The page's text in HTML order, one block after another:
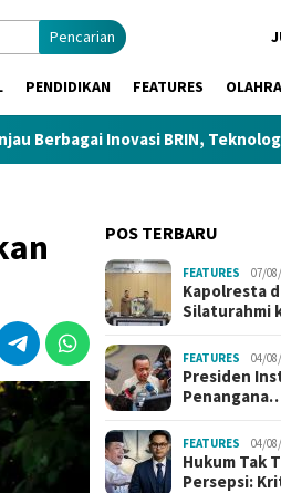
Pencarian
PENDIDIKAN FEATURES
Inovasi BRIN, Teknologi Anak
POS TERBARU
FEATURES 07/
Kapolresta
Silaturahmi
FEATURES 04/
Presiden
FEATURES 04/
Hukum Tak
Persepsi: